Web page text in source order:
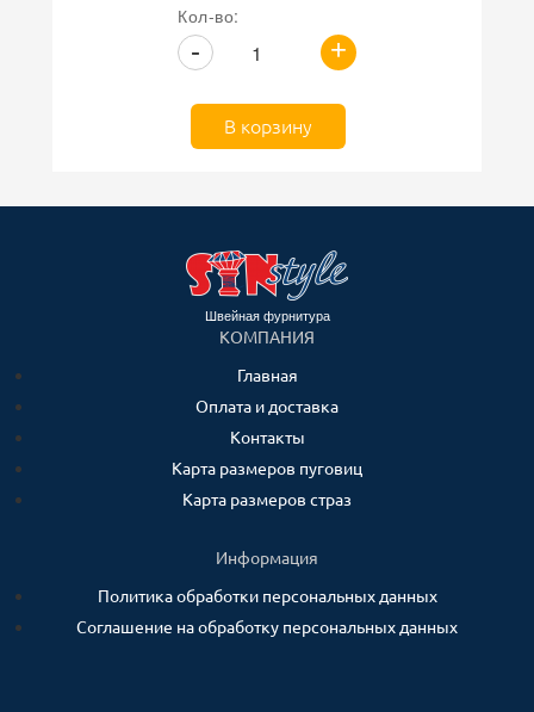
Кол-во:
+
-
В корзину
Швейная фурнитура
КОМПАНИЯ
Главная
Оплата и доставка
Контакты
Карта размеров пуговиц
Карта размеров страз
Информация
Политика обработки персональных данных
Соглашение на обработку персональных данных